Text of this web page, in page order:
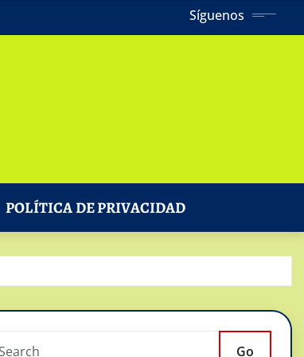
Síguenos
POLÍTICA DE PRIVACIDAD
Go